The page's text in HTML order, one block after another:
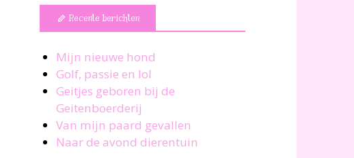
Recente berichten
Mijn nieuwe hond
Golf, passie en lol
Geitjes geboren bij de
Geitenboerderij
Van mijn paard gevallen
Naar de avond dierentuin